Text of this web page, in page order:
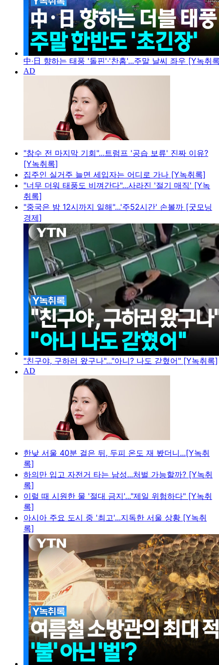
中·日 향하는 태풍 '돌핀'·'찬홈'...주말 날씨 좌우 [Y녹취
"참수 전 마지막 기회"...트럼프 '공습 보류' 진짜 이유?
[Y녹취록]
집주인 실거주 늘면 세입자는 어디로 가나 [Y녹취록]
"너무 더워 태풍도 비껴간다"...사라진 '절기 매직' [Y녹
취록]
"중국은 밤 12시까지 일해"...'주52시간' 손볼까 [굿모닝
경제]
"친구야, 구하러 왔구나"..."아니? 나도 갇혔어" [Y녹취록]
한낮 서울 40분 걸은 뒤, 두피 온도 재 봤더니...[Y녹취
록]
하의만 입고 자전거 타는 남성...처벌 가능할까? [Y녹취
록]
이럴 때 시원한 물 '절대 금지'..."제일 위험하다" [Y녹취
록]
아시아 주요 도시 중 '최고'...지독한 서울 상황 [Y녹취
록]